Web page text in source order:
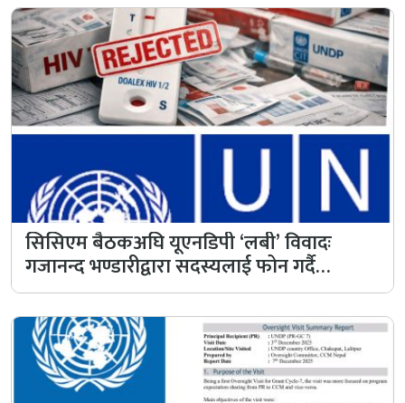
सिसिएम बैठकअघि यूएनडिपी ‘लबी’ विवादः
गजानन्द भण्डारीद्वारा सदस्यलाई फोन गर्दै…